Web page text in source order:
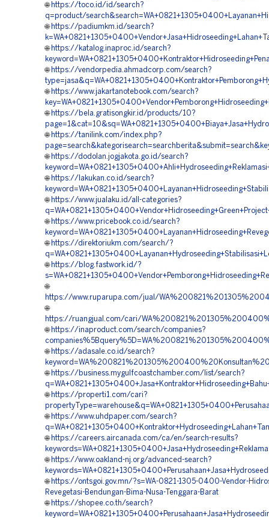
🌐 https://toco.id/id/search?
q=product/
🌐 https://padiumkm.id/search?
🌐 https://katalog.inaproc.id/search?
🌐 https://vendorpedia.ahmadcorp.com/search?
🌐 https://www.jakartanotebook.com/search?
🌐 https://bela.gratisongkir.id/products/10?
🌐 https://tanilink.com/index.php?
🌐 https://dodolan.jogjakota.go.id/search?
🌐 https://lakukan.co.id/search?
🌐 https://www.jualaku.id/all-categories?
🌐 https://www.pricebook.co.id/search?
🌐 https://direktoriukm.com/search/?
🌐 https://blog.fastwork.id/?
🌐
https://www.ruparupa.com/jual/
🌐
https://ruangjual.com/cari/
🌐 https://inaproduct.com/search/companies?
🌐 https://adasale.co.id/search?
🌐 https://business.mygulfcoastchamber.com/list/search?
🌐 https://properti1.com/cari?
🌐 https://www.uhdpaper.com/search?
🌐 https://careers.aircanada.com/ca/en/search-results?
🌐 https://www.oakland-nj.org/advanced-search?
🌐 https://ontsgoi.gov.mn/?s=WA-0821-1305-0400-Vendor-
Revegetasi-Bendungan-Bima-Nusa-Tenggara-Barat
🌐 https://shopee.co.th/search?